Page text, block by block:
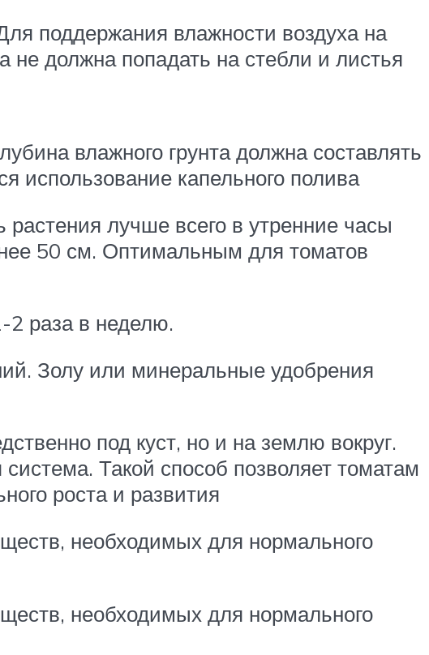
поддержания влажности воздуха на
должна попадать на стебли и листья
влажного грунта должна составлять
использование капельного полива
лучше всего в утренние часы
50 см. Оптимальным для томатов
2 раза в неделю.
Золу или минеральные удобрения
под куст, но и на землю вокруг.
Такой способ позволяет томатам
роста и развития
необходимых для нормального
необходимых для нормального